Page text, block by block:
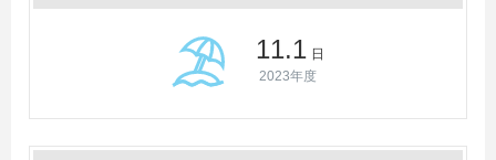
11.1 日
2023年度